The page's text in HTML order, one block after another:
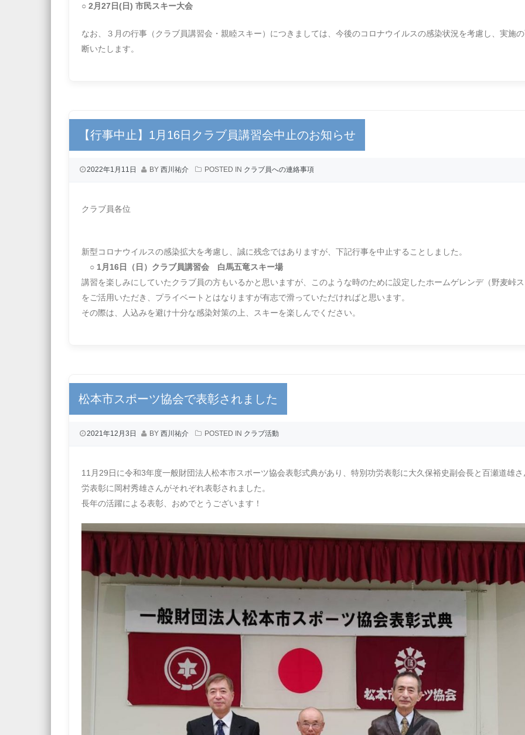
○ 2月27日(日) 市民スキー大会
なお、３月の行事（クラブ員講習会・親睦スキー）につきましては、今後のコロナウイルスの感染状況を考慮し、実施
断いたします。
【行事中止】1月16日クラブ員講習会中止のお知らせ
2022年1月11日 BY 西川祐介 POSTED IN クラブ員への連絡事項
クラブ員各位
新型コロナウイルスの感染拡大を考慮し、誠に残念ではありますが、下記行事を中止することしました。
○ 1月16日（日）クラブ員講習会 白馬五竜スキー場
講習を楽しみにしていたクラブ員の方もいるかと思いますが、このような時のために設定したホームゲレンデ（野麦峠
をご活用いただき、プライベートとはなりますが有志で滑っていただければと思います。
その際は、人込みを避け十分な感染対策の上、スキーを楽しんでください。
松本市スポーツ協会で表彰されました
2021年12月3日 BY 西川祐介 POSTED IN クラブ活動
11月29日に令和3年度一般財団法人松本市スポーツ協会表彰式典があり、特別功労表彰に大久保裕史副会長と百瀬道雄
労表彰に岡村秀雄さんがそれぞれ表彰されました。
長年の活躍による表彰、おめでとうございます！